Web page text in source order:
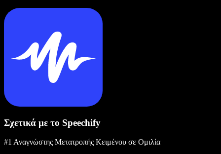
Σχετικά με το Speechify
#1 Αναγνώστης Μετατροπής Κειμένου σε Ομιλία